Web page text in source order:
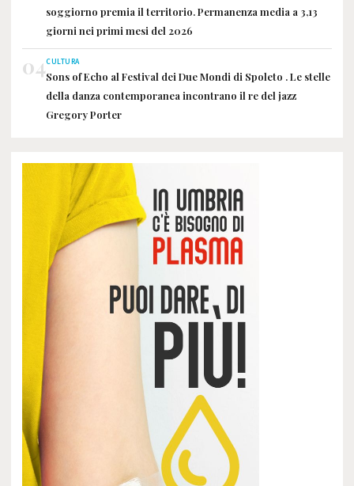
soggiorno premia il territorio. Permanenza media a 3,13
giorni nei primi mesi del 2026
04CULTURA
Sons of Echo al Festival dei Due Mondi di Spoleto . Le stelle
della danza contemporanea incontrano il re del jazz
Gregory Porter